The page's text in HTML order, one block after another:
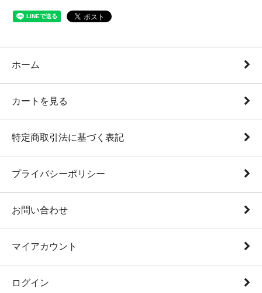
ホーム
カートを見る
特定商取引法に基づく表記
プライバシーポリシー
お問い合わせ
マイアカウント
ログイン